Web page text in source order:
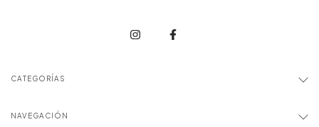
CATEGORÍAS
NAVEGACIÓN